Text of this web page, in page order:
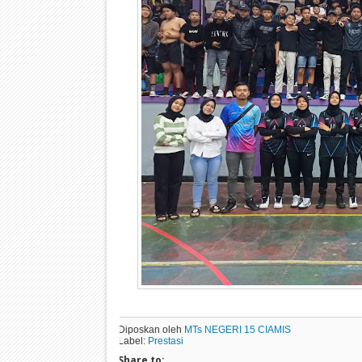
Diposkan oleh MTs NEGERI 15 CIAMIS
Label: Prestasi